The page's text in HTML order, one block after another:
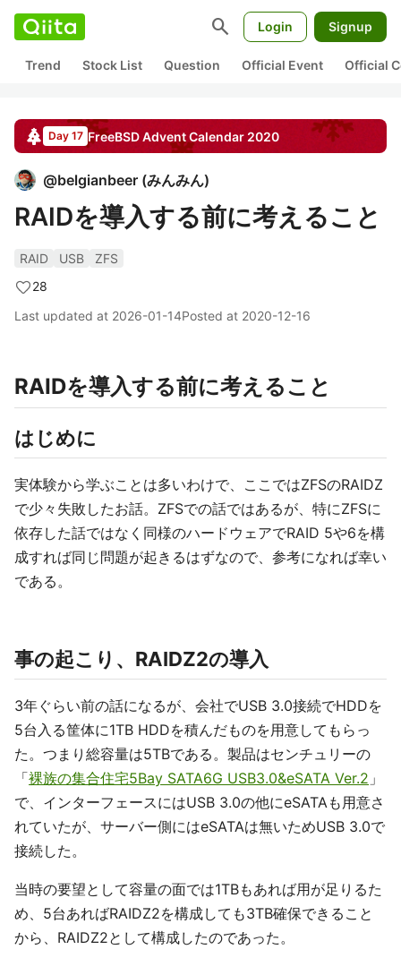
search Login Signup
Trend Stock List Question Official Event Official
Day 17 FreeBSDAdvent Calendar 2020
@belgianbeer (みんみん)
RAIDを導入する前に考えること
RAID USB
ZFS
28
Last updated at 2026-01-14Posted at 2020-12-16
RAIDを導入する前に考えること
はじめに
実体験から学ぶことは多いわけで、ここではZFSのRAIDZ
で少々失敗したお話。ZFSでの話ではあるが、特にZFSに
依存した話ではなく同様のハードウェアでRAID 5や6を構
成すれば同じ問題が起きるはずなので、参考になれば幸い
である。
事の起こり、RAIDZ2の導入
3年ぐらい前の話になるが、会社でUSB 3.0接続でHDDを
5台入る筐体に1TB HDDを積んだものを用意してもらっ
た。つまり総容量は5TBである。製品はセンチュリーの
「裸族の集合住宅5Bay SATA6G USB3.0&eSATA Ver.2 」
で、インターフェースにはUSB 3.0の他にeSATAも用意さ
れていたが、サーバー側にはeSATAは無いためUSB 3.0で
接続した。
当時の要望として容量の面では1TBもあれば用が足りるた
め、5台あればRAIDZ2を構成しても3TB確保できること
から、RAIDZ2として構成したのであった。